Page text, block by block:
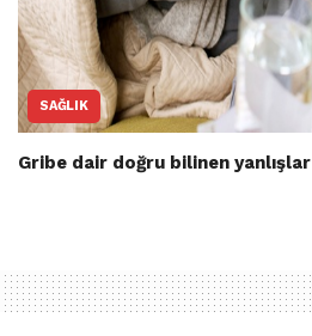
SAĞLIK
Gribe dair doğru bilinen yanlışlar